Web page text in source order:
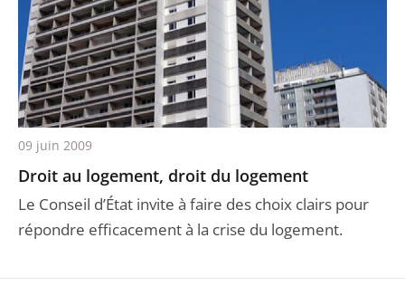
Droit au logement, droit du logement
Le Conseil d’État invite à faire des choix clairs pour
répondre efficacement à la crise du logement.
09 juin 2009